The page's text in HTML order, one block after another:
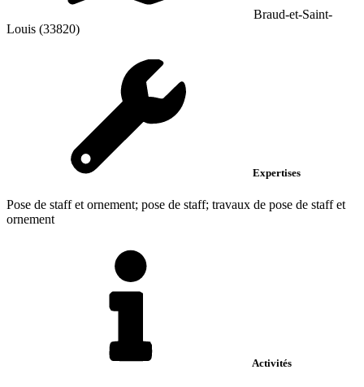
Braud-et-Saint-
Louis (33820)
Expertises
Pose de staff et ornement; pose de staff; travaux de pose de staff et
ornement
Activités